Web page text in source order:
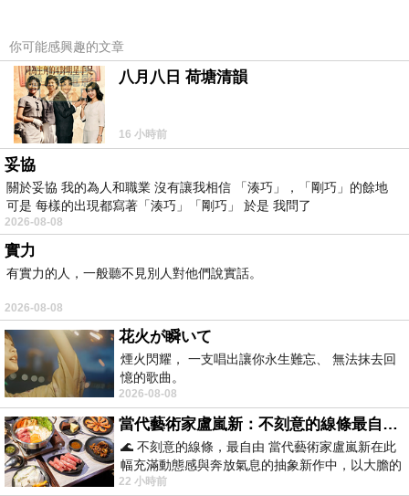
你可能感興趣的文章
八月八日 荷塘清韻
16 小時前
妥協
關於妥協 我的為人和職業 沒有讓我相信 「湊巧」，「剛巧」的餘地
可是 每樣的出現都寫著「湊巧」「剛巧」 於是 我問了
2026-08-08
實力
有實力的人，一般聽不見別人對他們說實話。
2026-08-08
花火が瞬いて
煙火閃耀， 一支唱出讓你永生難忘、 無法抹去回
憶的歌曲。
2026-08-08
當代藝術家盧嵐新：不刻意的線條最自由，讓色彩流動、筆觸自己說話
🌊 不刻意的線條，最自由 當代藝術家盧嵐新在此
幅充滿動態感與奔放氣息的抽象新作中，以大膽的
藍色顏料在白色畫布上揮灑、壓印與流淌
22 小時前